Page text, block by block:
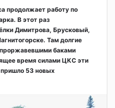
продолжает работу по
В этот раз
Димитрова, Брусковый,
Там долгие
баками
время силами ЦКС эти
53 новых